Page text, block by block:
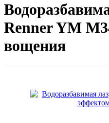
Renner YM
вощения